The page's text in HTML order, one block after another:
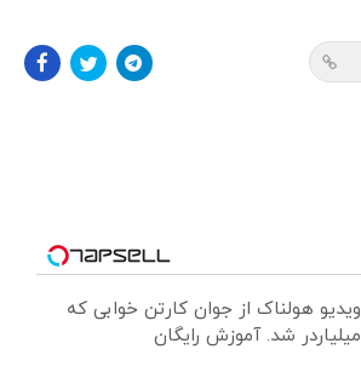
ویدیو هولناک از جوان کارتن خوابی که
میلیاردر شد. آموزش رایگان